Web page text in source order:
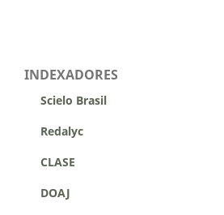
INDEXADORES
Scielo Brasil
Redalyc
CLASE
DOAJ